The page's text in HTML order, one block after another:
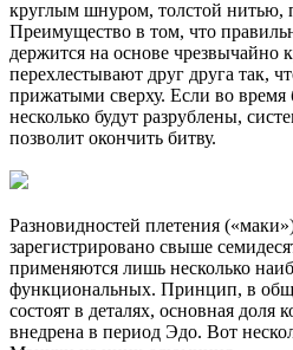
круглым шнуром, толстой нитью,
Преимущество в том, что
держится на основе чрезвычайно
перехлестывают друг друга так,
прижатыми сверху. Если во
несколько будут разрублены,
позволит окончить битву.
Разновидностей плетения
зарегистрировано свыше
применяются лишь несколько
функциональных. Принцип, в
состоят в деталях, основная
внедрена в период Эдо. Вот